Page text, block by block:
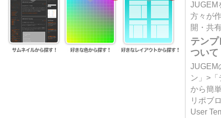
JUGEM
方々が
開・共
テン
ついて
JUGEM
ン」>
から簡
リポブ
User